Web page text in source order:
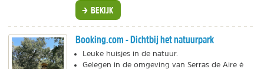
BEKIJK
Booking.com - Dichtbij het natuurpark
Leuke huisjes in de natuur.
Gelegen in de omgeving van Serras de Aire é